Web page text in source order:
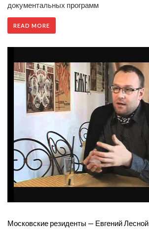
документальных программ
READ MORE
Московские резиденты — Евгений Лесной